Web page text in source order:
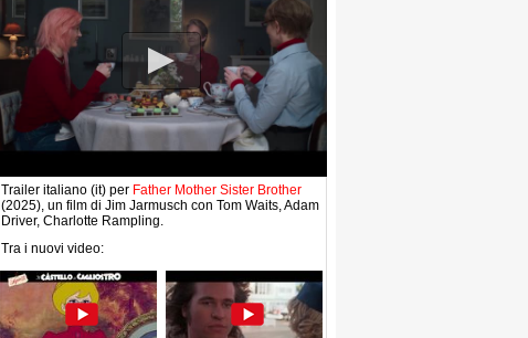
Trailer italiano (it) per Father Mother Sister Brother
(2025), un film di Jim Jarmusch con Tom Waits, Adam
Driver, Charlotte Rampling.
Tra i nuovi video: